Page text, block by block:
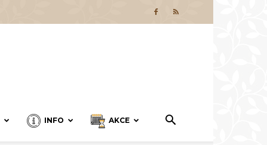
INFO AKCE